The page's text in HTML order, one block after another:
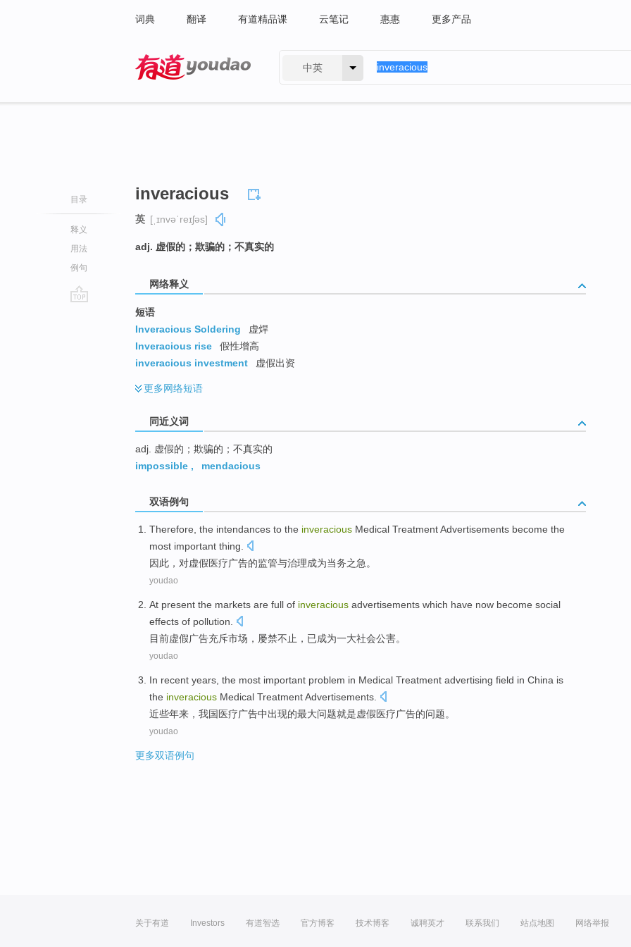
词典 翻译 有道精品课 云笔记 惠惠 更多产品
中英
目录
释义
用法
例句
inveracious
英 [ˌɪnvəˈreɪʃəs]
adj. 虚假的；欺骗的；不真实的
网络释义
短语
Inveracious Soldering
虚焊
Inveracious rise
假性增高
inveracious investment
虚假出资
更多网络短语
同近义词
adj. 虚假的；欺骗的；不真实的
impossible , mendacious
双语例句
Therefore , the intendances to the inveracious Medical TreatmentAdvertisements become the
most important thing.
因此 ，对虚假医疗广告的监管与治理成为当务之急。
youdao
At present the markets are full of inveracious advertisements which have now become social
effects of pollution
目前虚假广告充斥市场 ，屡禁不止， 已成为一大社会公害。
youdao
In recent years the most important problem in Medical Treatment advertising field in China is
the inveracious Medical TreatmentAdvertisements
近些年来， 我国 医疗广告中出现的最大问题就是虚假医疗广告的问题。
youdao
更多双语例句
关于有道 Investors 有道智选 官方博客 技术博客 诚聘英才 联系我们 站点地图 网络举报